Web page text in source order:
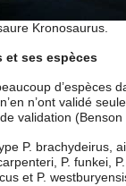
Kronosaurus.
et ses espèces
d’espèces
n’ont validé
validation (Benson
P. brachydeirus,
P. funkei,
et P.